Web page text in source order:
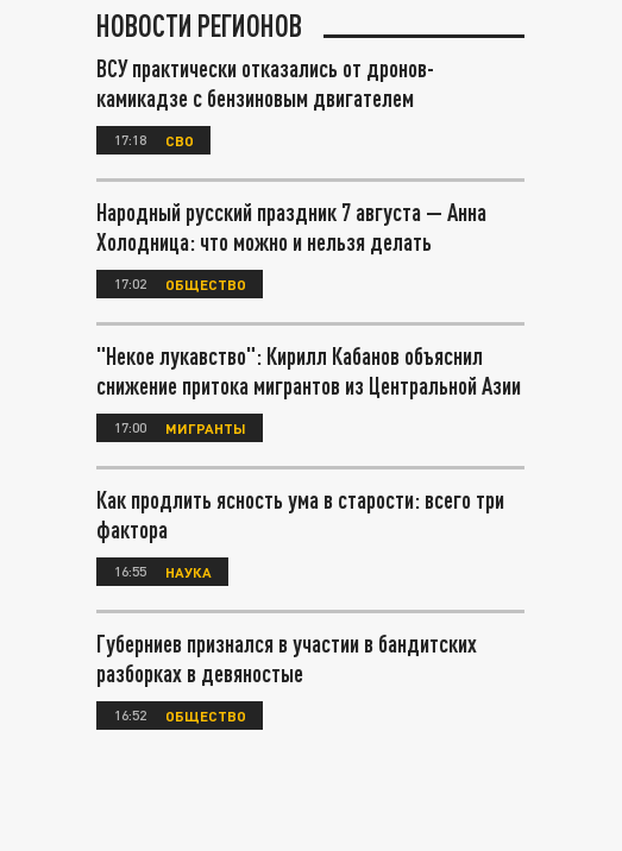
НОВОСТИ РЕГИОНОВ
ВСУ практически отказались от дронов-
камикадзе с бензиновым двигателем
17:18 СВО
Народный русский праздник 7 августа — Анна
Холодница: что можно и нельзя делать
17:02 ОБЩЕСТВО
"Некое лукавство": Кирилл Кабанов объяснил
снижение притока мигрантов из Центральной Азии
17:00 МИГРАНТЫ
Как продлить ясность ума в старости: всего три
фактора
16:55 НАУКА
Губерниев признался в участии в бандитских
разборках в девяностые
16:52 ОБЩЕСТВО